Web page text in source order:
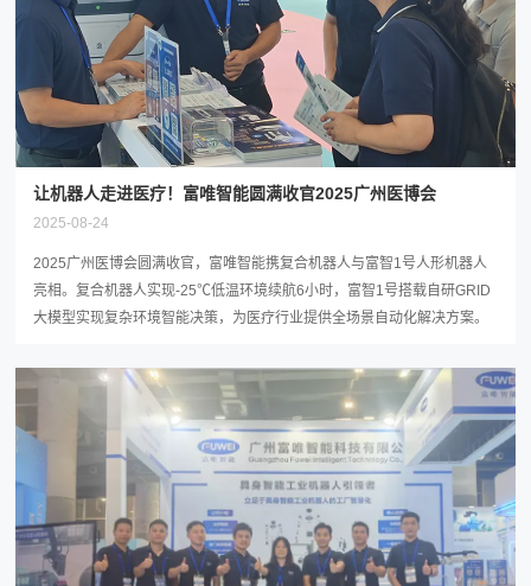
让机器人走进医疗！富唯智能圆满收官2025广州医博会
2025-08-24
2025广州医博会圆满收官，富唯智能携复合机器人与富智1号人形机器人
亮相。复合机器人实现-25℃低温环境续航6小时，富智1号搭载自研GRID
大模型实现复杂环境智能决策，为医疗行业提供全场景自动化解决方案。